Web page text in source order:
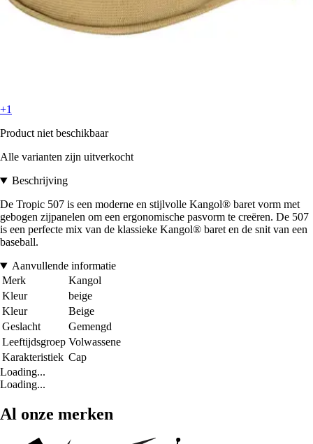
+1
Product niet beschikbaar
Alle varianten zijn uitverkocht
Beschrijving
De Tropic 507 is een moderne en stijlvolle Kangol® baret vorm met
gebogen zijpanelen om een ergonomische pasvorm te creëren. De 507
is een perfecte mix van de klassieke Kangol® baret en de snit van een
baseball.
Aanvullende informatie
Merk
Kangol
Kleur
beige
Kleur
Beige
Geslacht
Gemengd
Leeftijdsgroep Volwassene
Karakteristiek Cap
Loading...
Loading...
Al onze merken